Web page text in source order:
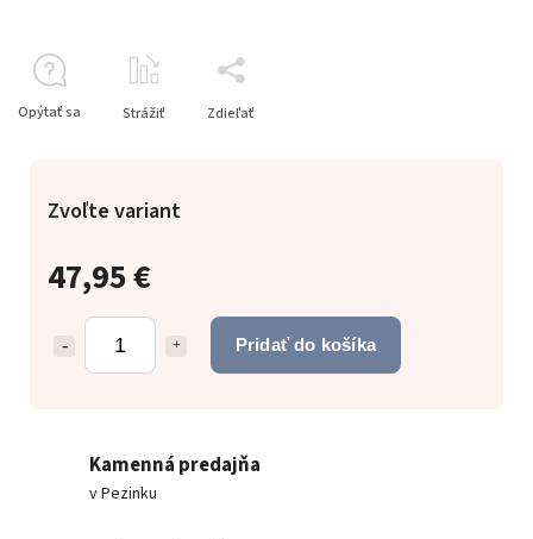
47,95 €
Pridať do košíka
Zvoľte variant
Opýtať sa Strážiť Zdieľať
Kamenná predajňa
v Pezinku